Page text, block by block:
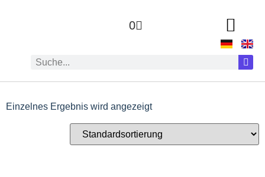
0
Einzelnes Ergebnis wird angezeigt